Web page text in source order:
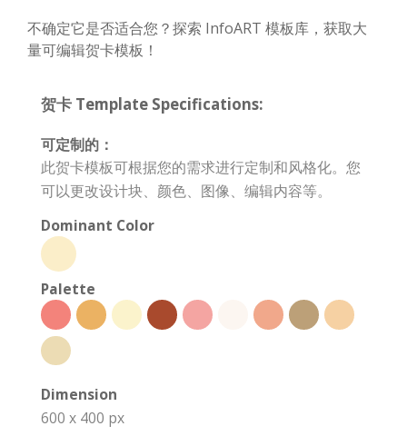
不确定它是否适合您？探索 InfoART 模板库，获取大
量可编辑贺卡模板！
贺卡 Template Specifications:
可定制的：
此贺卡模板可根据您的需求进行定制和风格化。您
可以更改设计块、颜色、图像、编辑内容等。
Dominant Color
Palette
Dimension
600 x 400 px